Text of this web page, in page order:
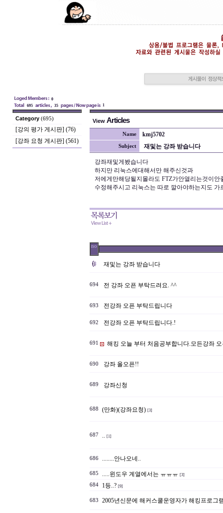
0
695
35 1
Category (695)
[강의 평가 게시판] (76)
[강좌 요청 게시판] (561)
View Articles
Name kmj5702
Subject 재및는 강좌 받습니다
강좌재및게봤습니다
하지만 리눅스에대해서만 해주신것과
저에게만해당될지몰라도 FTZ가안열리는것이안
수정해주시고 리눅스는 따로 깔아야하는지도 가
no
재및는 강좌 받습니다
694 전 강좌 오픈 부탁드려요. ^^
693 전강좌 오픈 부탁드립니다
692 전강좌 오픈 부탁드립니다.!
691 해킹 오늘 부터 처음공부합니다.모든강좌
690 강좌 올오픈!!
689 강좌신청
688 (만화)(강좌요청) [3]
687 .. [1]
686 ........안나오네..
685 .....윈도우 계열에서는 ㅠㅠㅠ [3]
684 1등..? [9]
683 2005년신문에 해커스쿨운영자가 해킹프로그